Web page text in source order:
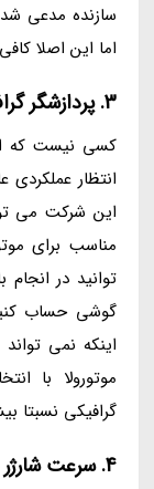
سازنده مدعی
اما این اصلا
3. پردازشگر گرافیکی نسبتا ضعیف
انتظار عملکردی
این شرکت می
توانید در
گوشی حساب
اینکه نمی
موتورولا با
گرافیکی نسبتا
4. سرعت شارژر بسیار کم موتورولا موتو G54